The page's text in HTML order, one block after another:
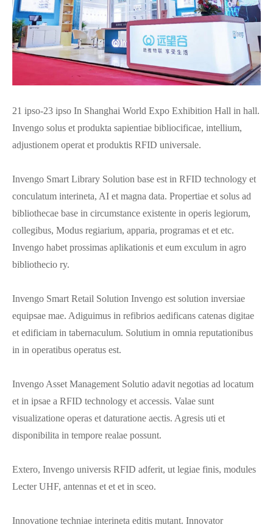
21 ipso-23 ipso In Shanghai World Expo Exhibition Hall in hall.
Invengo solus et produkta sapientiae bibliocificae, intellium,
adjustionem operat et produktis RFID universale.
Invengo Smart Library Solution base est in RFID technology et
conculatum interineta, AI et magna data. Propertiae et solus ad
bibliothecae base in circumstance existente in operis legiorum,
collegibus, Modus regiarium, apparia, programas et et etc.
Invengo habet prossimas aplikationis et eum exculum in agro
bibliothecio ry.
Invengo Smart Retail Solution Invengo est solution inversiae
equipsae mae. Adiguimus in refibrios aedificans catenas digitae
et edificiam in tabernaculum. Solutium in omnia reputationibus
in in operatibus operatus est.
Invengo Asset Management Solutio adavit negotias ad locatum
et in ipsae a RFID technology et accessis. Valae sunt
visualizatione operas et daturatione aectis. Agresis uti et
disponibilita in tempore realae possunt.
Extero, Invengo universis RFID adferit, ut legiae finis, modules
Lecter UHF, antennas et et et in sceo.
Innovatione techniae interineta editis mutant. Innovator